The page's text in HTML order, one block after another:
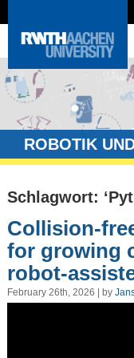
ROBOTIK
Schlagwort:
Collision-
for growing
robot-
February 26th, 2026 | by